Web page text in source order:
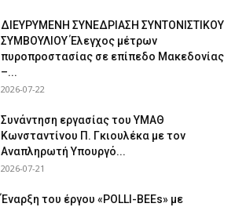
ΔΙΕΥΡΥΜΕΝΗ ΣΥΝΕΔΡΙΑΣΗ ΣΥΝΤΟΝΙΣΤΙΚΟΥ
ΣΥΜΒΟΥΛΙΟΥ Έλεγχος μέτρων
πυροπροστασίας σε επίπεδο Μακεδονίας
–...
2026-07-22
Συνάντηση εργασίας του ΥΜΑΘ
Κωνσταντίνου Π. Γκιουλέκα με τον
Αναπληρωτή Υπουργό...
2026-07-21
Έναρξη του έργου «POLLI-BEEs» με